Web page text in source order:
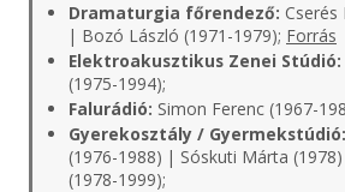
Dramaturgia főrendező: Cserés
| Bozó László (1971-1979); Forrás
Elektroakusztikus Zenei Stúdió:
(1975-1994);
Falurádió: Simon Ferenc (1967-
Gyerekosztály / Gyermekstúdió:
(1976-1988) | Sóskuti Márta
(1978-1999);